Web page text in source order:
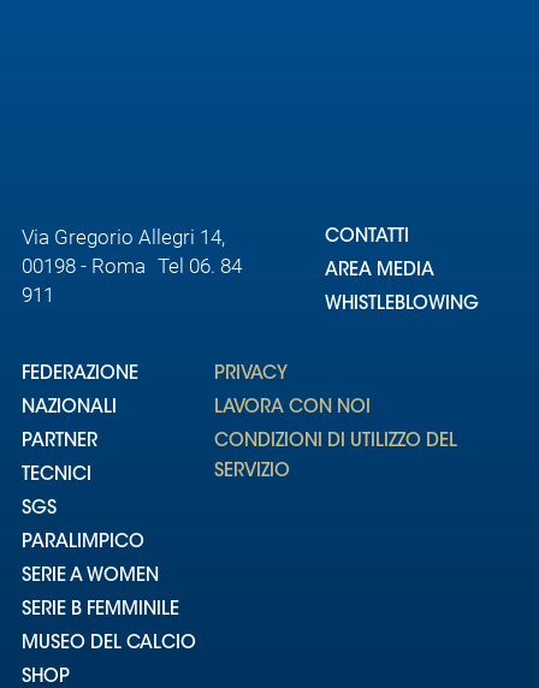
Via Gregorio Allegri 14,
00198 - Roma Tel 06. 84
911
CONTATTI
AREA MEDIA
WHISTLEBLOWING
FEDERAZIONE
NAZIONALI
PARTNER
TECNICI
SGS
PARALIMPICO
SERIE A WOMEN
SERIE B FEMMINILE
MUSEO DEL CALCIO
SHOP
PRIVACY
LAVORA CON NOI
CONDIZIONI DI UTILIZZO DEL
SERVIZIO